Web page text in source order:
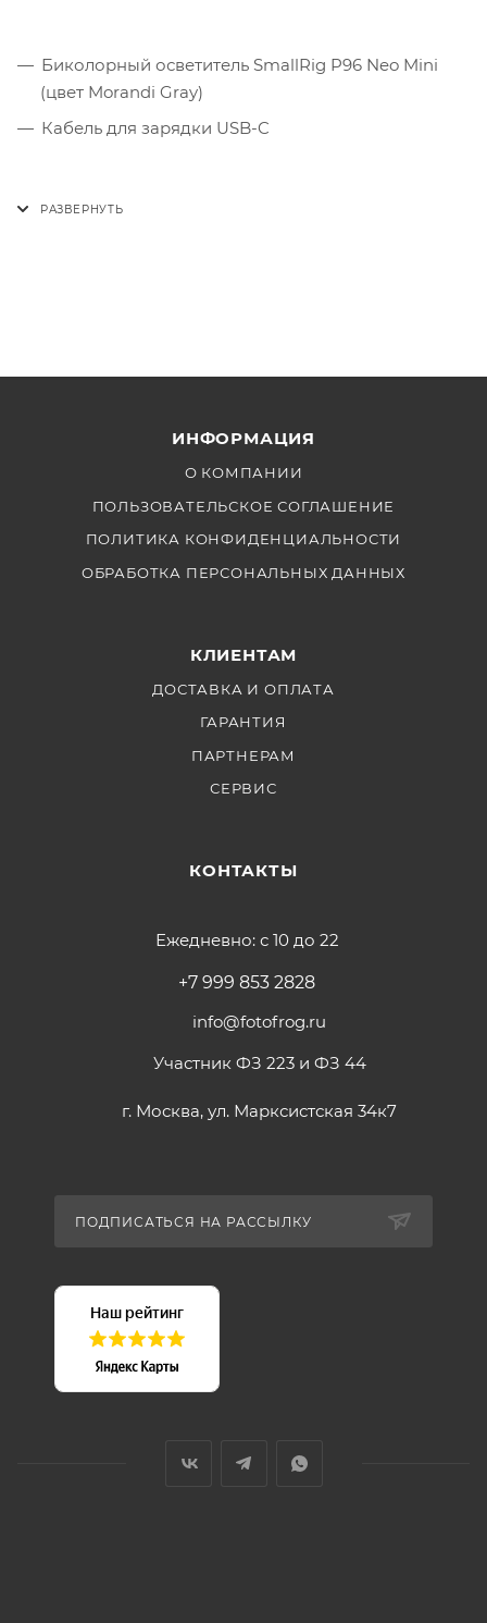
Биколорный осветитель SmallRig P96 Neo Mini
(цвет Morandi Gray)
Кабель для зарядки USB-C
ИНФОРМАЦИЯ
О КОМПАНИИ
ПОЛЬЗОВАТЕЛЬСКОЕ СОГЛАШЕНИЕ
ПОЛИТИКА КОНФИДЕНЦИАЛЬНОСТИ
ОБРАБОТКА ПЕРСОНАЛЬНЫХ ДАННЫХ
КЛИЕНТАМ
ДОСТАВКА И ОПЛАТА
ГАРАНТИЯ
ПАРТНЕРАМ
СЕРВИС
КОНТАКТЫ
Ежедневно: с 10 до 22
+7 999 853 2828
info@fotofrog.ru
Участник ФЗ 223 и ФЗ 44
г. Москва, ул. Марксистская 34к7
ПОДПИСАТЬСЯ НА РАССЫЛКУ